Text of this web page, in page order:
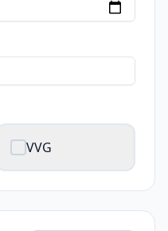
VVG